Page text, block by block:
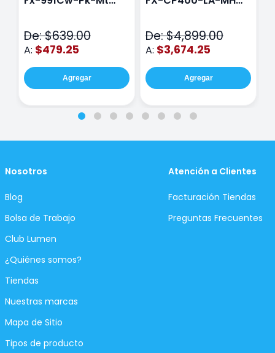
De: $639.00
A: $479.25
Agregar
De: $4,899.00
A: $3,674.25
Agregar
Nosotros
Blog
Bolsa de Trabajo
Club Lumen
¿Quiénes somos?
Tiendas
Nuestras marcas
Mapa de Sitio
Tipos de producto
Atención a Clientes
Facturación Tiendas
Preguntas Frecuentes